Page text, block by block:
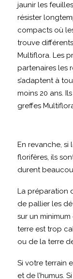
jaunir les
résister
compacts où
trouve
Multiflora. Les
partenaires les
s’adaptent à
moins 20 ans.
greffes
En revanche,
florifères, ils
durent
La préparation
de pallier les
sur un
terre est trop
ou de la terre
Si votre terrain
et de l’humus.